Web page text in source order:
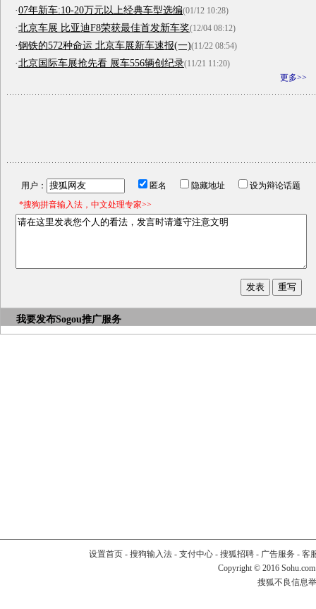
·07年新车:10-20万元以上经典车型选编(01/12 10:28)
·北京车展 比亚迪F8荣获最佳首发新车奖(12/04 08:12)
·钢铁的572种命运 北京车展新车速报(一)(11/22 08:54)
·北京国际车展抢先看 展车556辆创纪录(11/21 11:20)
更多>>
用户： 匿名 隐藏地址
设为辩论话题
*搜狗拼音输入法，中文处理专家>>
我要发布Sogou推广服务
设置首页- 搜狗输入法- 支付中心- 搜狐招聘- 广告服务 - 客
Copyright © 2016
搜狐不良信息